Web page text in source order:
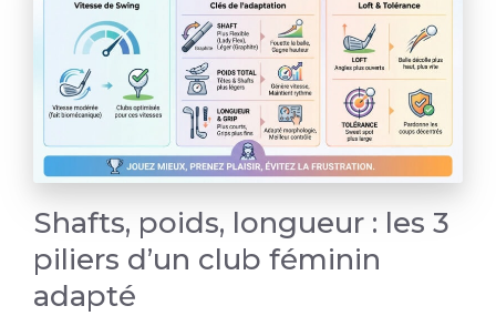
Shafts, poids, longueur : les 3
piliers d’un club féminin
adapté